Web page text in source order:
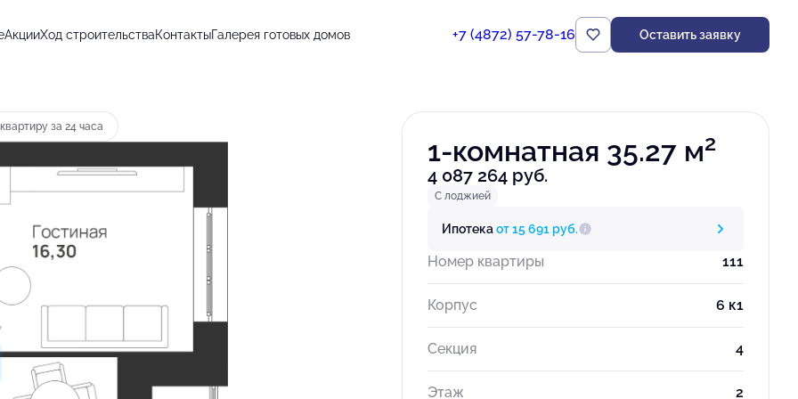
АкцииХод строительстваКонтактыГалерея готовых домов +7 (4872) 57-78-16 Оставить заявку
15 691 руб. Забронировать
за 24 часа
1-комнатная 35.27 м2
4 087 264 руб.
С лоджией
Ипотекаот 15 691 руб.
Номер квартиры 111
Корпус 6 к1
Секция 4
Этаж 2